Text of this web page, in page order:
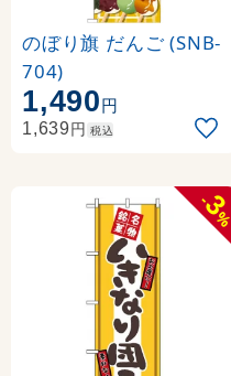
のぼり旗 だんご (SNB-
704)
1,490円
1,639円 税込
-
3
%